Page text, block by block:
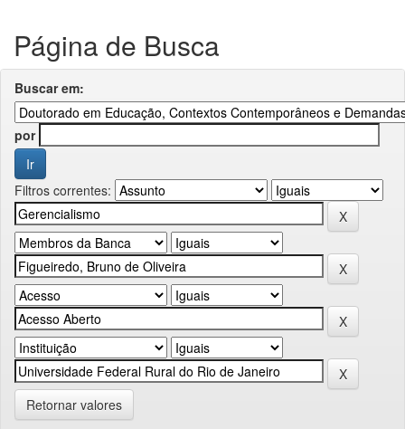
Página de Busca
Buscar em:
por
Filtros correntes:
Retornar valores